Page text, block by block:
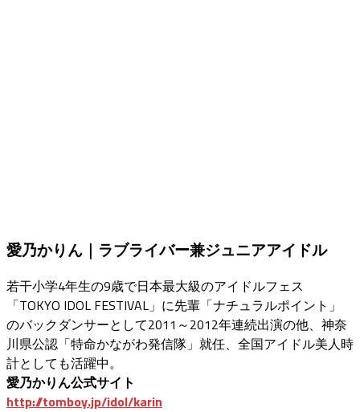
愛乃かりん｜ラブライバー兼ジュニアアイドル
若干小学4年生の9歳で日本最大級のアイドルフェス
「TOKYO IDOL FESTIVAL」に先輩「ナチュラルポイント」
のバックダンサーとして2011～2012年連続出演の他、神奈
川県公認「特命かながわ発信隊」就任、全国アイドル美人時
計としても活躍中。
愛乃かりん公式サイト
http://tomboy.jp/idol/karin